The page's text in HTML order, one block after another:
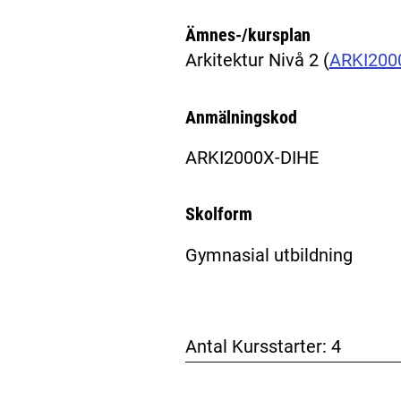
Ämnes-/kursplan
Arkitektur Nivå 2 (
Anmälningskod
ARKI2000X-DIHE
Skolform
Gymnasial utbildning
Antal Kursstarter: 4